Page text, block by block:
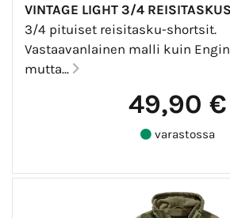
VINTAGE LIGHT 3/4
3/4 pituiset reisitasku-shortsit.
Vastaavanlainen malli kuin
mutta...
49,90 €
varastossa